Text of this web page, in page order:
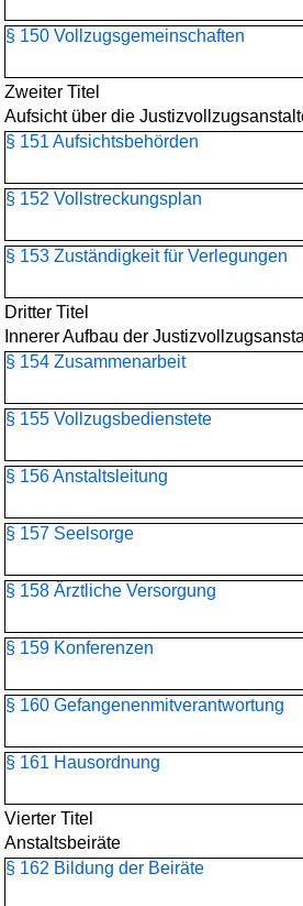
§ 150 Vollzugsgemeinschaften
Zweiter Titel
Aufsicht über die
§ 151 Aufsichtsbehörden
§ 152 Vollstreckungsplan
§ 153 Zuständigkeit für Verlegungen
Dritter Titel
Innerer Aufbau der
§ 154 Zusammenarbeit
§ 155 Vollzugsbedienstete
§ 156 Anstaltsleitung
§ 157 Seelsorge
§ 158 Ärztliche Versorgung
§ 159 Konferenzen
§ 160 Gefangenenmitverantwortung
§ 161 Hausordnung
Vierter Titel
Anstaltsbeiräte
§ 162 Bildung der Beiräte